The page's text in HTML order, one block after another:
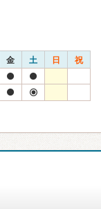
金 土 日 祝